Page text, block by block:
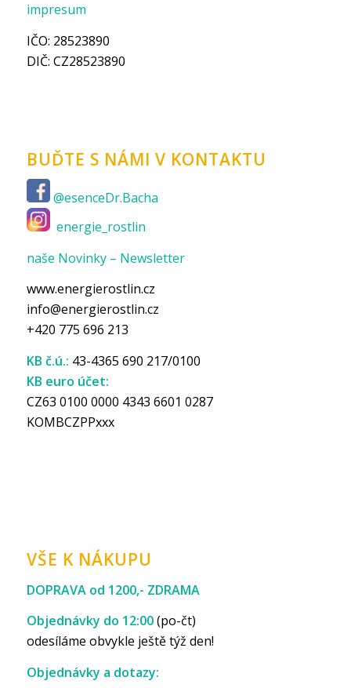
impresum
IČO: 28523890
DIČ: CZ28523890
BUĎTE S NÁMI V KONTAKTU
@esenceDr.Bacha
energie_rostlin
naše Novinky – Newsletter
www.energierostlin.cz
info@energierostlin.cz
+420 775 696 213
KB č.ú.: 43-4365 690 217/0100
KB euro účet:
CZ63 0100 0000 4343 6601 0287
KOMBCZPPxxx
VŠE K NÁKUPU
DOPRAVA od 1200,- ZDRAMA
Objednávky do 12:00(po-čt)
odesíláme obvykle ještě týž den!
Objednávky a dotazy: